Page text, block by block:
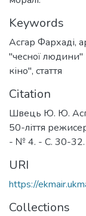
Keywords
Асгар Фархаді,
"чесної
кіно", стаття
Citation
Швець Ю. Ю.
50-ліття
- № 4. - C. 30-32.
URI
https://
Collections